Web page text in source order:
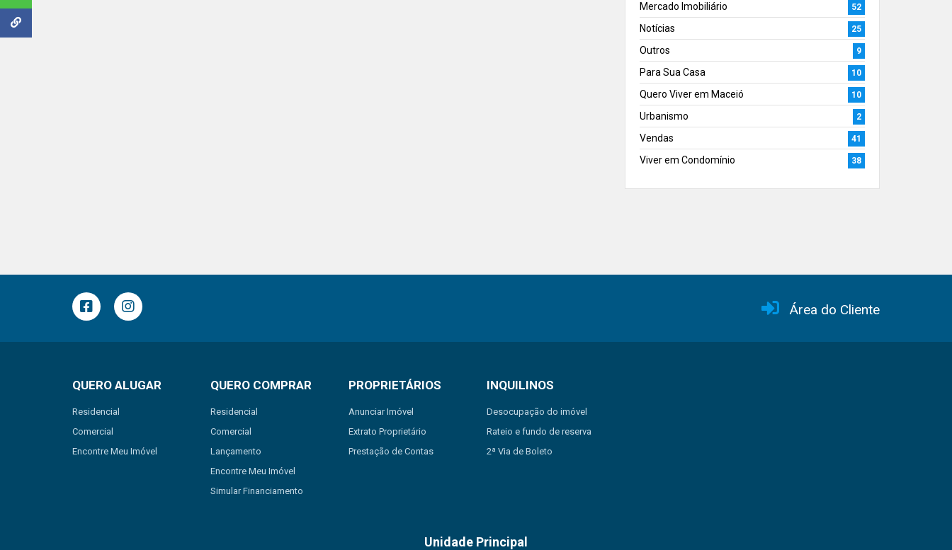
Mercado Imobiliário 52
Notícias 25
Outros 9
Para Sua Casa 10
Quero Viver em Maceió 10
Urbanismo 2
Vendas 41
Viver em Condomínio 38
Área do Cliente
QUERO ALUGAR
Residencial
Comercial
Encontre Meu Imóvel
QUERO COMPRAR
Residencial
Comercial
Lançamento
Encontre Meu Imóvel
Simular Financiamento
PROPRIETÁRIOS
Anunciar Imóvel
Extrato Proprietário
Prestação de Contas
INQUILINOS
Desocupação do imóvel
Rateio e fundo de reserva
2ª Via de Boleto
Unidade Principal